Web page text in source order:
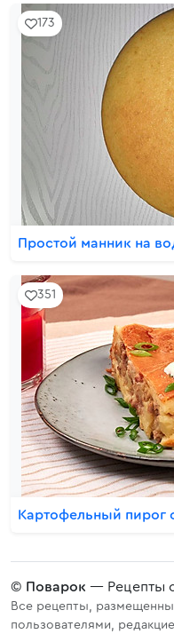
173
Простой манник на
351
Картофельный пирог
© Поварок — Рецепты
Все рецепты,
пользователями,